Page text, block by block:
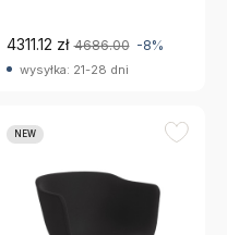
4311.12 zł 4686.00 -8%
wysyłka: 21-28 dni
NEW